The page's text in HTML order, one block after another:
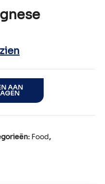
aantal
AAN
Food,